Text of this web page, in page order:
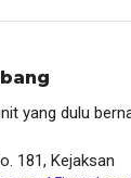
yang dulu
181, Kejaksan